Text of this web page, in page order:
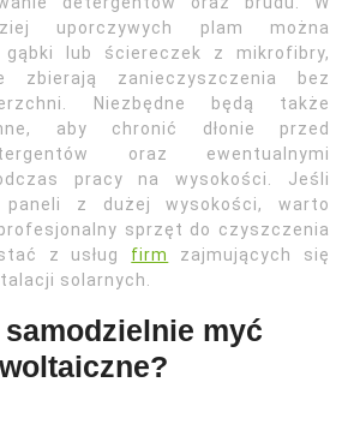
uporczywych plam można
gąbki lub ściereczek z mikrofibry,
zbierają zanieczyszczenia bez
Niezbędne będą także
aby chronić dłonie przed
oraz ewentualnymi
pracy na wysokości. Jeśli
paneli z dużej wysokości, warto
sprzęt do czyszczenia
z usług firm
zajmujących się
solarnych.
myć